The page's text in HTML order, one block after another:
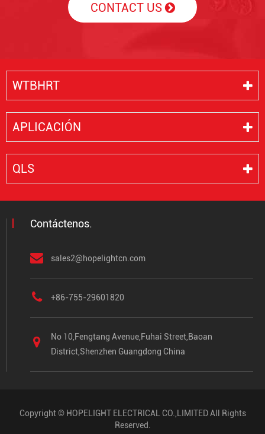
CONTACT US
WTBHRT
APLICACIÓN
QLS
Contáctenos.
sales2@hopelightcn.com
+86-755-29601820
No 10,Fengtang Avenue,Fuhai Street,Baoan
District,Shenzhen Guangdong China
Copyright © HOPELIGHT ELECTRICAL CO.,LIMITEDAll Rights
Reserved.